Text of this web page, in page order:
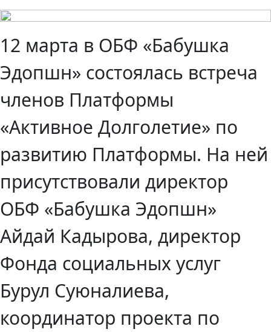
12 марта в ОБФ «Бабушка
Эдопшн» состоялась встреча
членов Платформы
«Активное Долголетие» по
развитию Платформы. На ней
присутствовали директор
ОБФ «Бабушка Эдопшн»
Айдай Кадырова, директор
Фонда социальных услуг
Бурул Суюналиева,
координатор проекта по